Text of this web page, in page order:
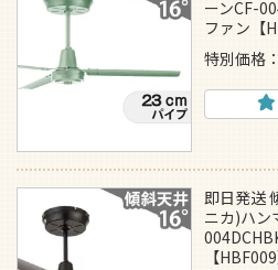
ーンCF-
ファン【
特別価格
即日発送
ニカ)ハン
【HBF009